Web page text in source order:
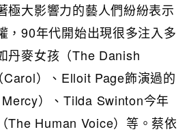
極大影響力的藝人們紛紛表示
，90年代開始出現很多注入多
丹麥女孩（The Danish
）、Elloit Page飾演過的
）、Tilda Swinton今年
The Human Voice）等。蔡依